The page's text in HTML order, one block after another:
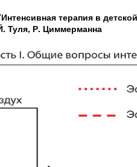
терапия в
Туля, Р. Циммерманна